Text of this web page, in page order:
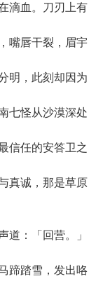
滴血。刀刃上有
嘴唇干裂，眉宇
明，此刻却因为
七怪从沙漠深处
信任的安答卫之
真诚，那是草原
：「回营。」
蹄踏雪，发出咯